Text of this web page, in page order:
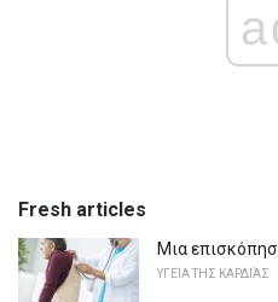
Fresh articles
Μια
ΥΓΕΊΑ ΤΗΣ ΚΑΡΔΙΆΣ